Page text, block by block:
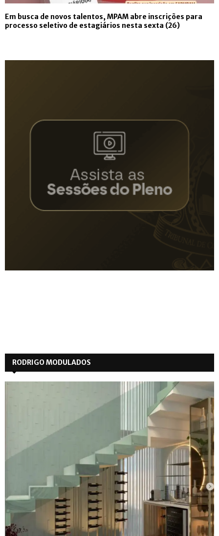
Em busca de novos talentos, MPAM abre inscrições para
processo seletivo de estagiários nesta sexta (26)
RODRIGO MODULADOS